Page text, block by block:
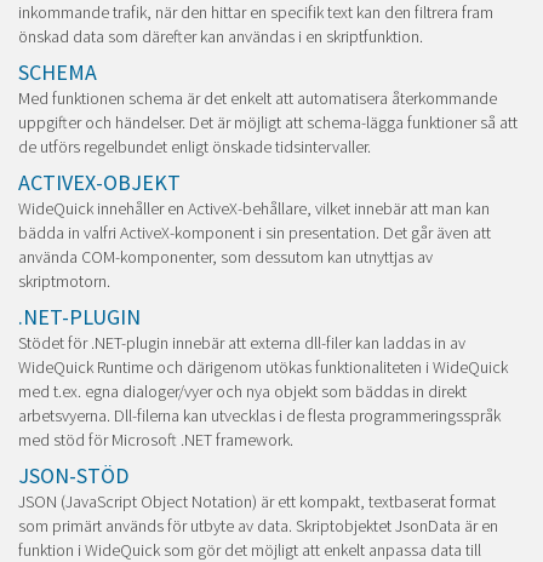
inkommande trafik, när den hittar en specifik text kan den filtrera fram
önskad data som därefter kan användas i en skriptfunktion.
SCHEMA
Med funktionen schema är det enkelt att automatisera återkommande
uppgifter och händelser. Det är möjligt att schema-lägga funktioner så att
de utförs regelbundet enligt önskade tidsintervaller.
ACTIVEX-OBJEKT
WideQuick innehåller en ActiveX-behållare, vilket innebär att man kan
bädda in valfri ActiveX-komponent i sin presentation. Det går även att
använda COM-komponenter, som dessutom kan utnyttjas av
skriptmotorn.
.NET-PLUGIN
Stödet för .NET-plugin innebär att externa dll-filer kan laddas in av
WideQuick Runtime och därigenom utökas funktionaliteten i WideQuick
med t.ex. egna dialoger/vyer och nya objekt som bäddas in direkt
arbetsvyerna. Dll-filerna kan utvecklas i de flesta programmeringsspråk
med stöd för Microsoft .NET framework.
JSON-STÖD
JSON (JavaScript Object Notation) är ett kompakt, textbaserat format
som primärt används för utbyte av data. Skriptobjektet JsonData är en
funktion i WideQuick som gör det möjligt att enkelt anpassa data till